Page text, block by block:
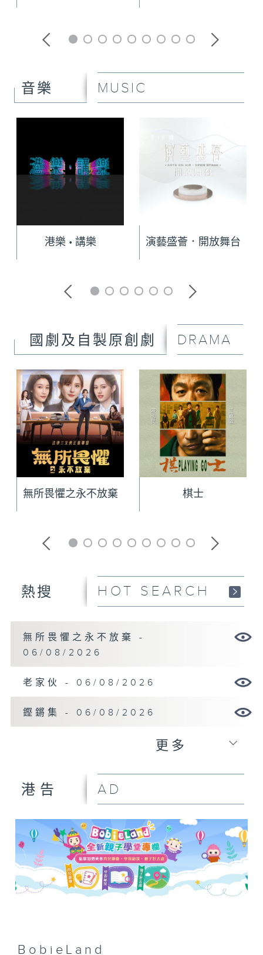
音樂 MUSIC
港樂 • 講樂 演藝盛薈．開放舞台
國劇及自製原創劇 DRAMA
無所畏懼之永不放棄 棋士
熱搜 HOT SEARCH
無所畏懼之永不放棄 -
06/08/2026
老家伙 - 06/08/2026
鏗鏘集 - 06/08/2026
更多
港告 AD
BobieLand